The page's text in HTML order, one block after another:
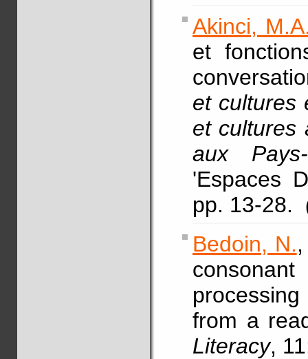
Akinci,
et
et cultures
et cultures
aux Pays-
'Espaces
pp. 13-28.
Bedoin, N.
from a
Literacy,